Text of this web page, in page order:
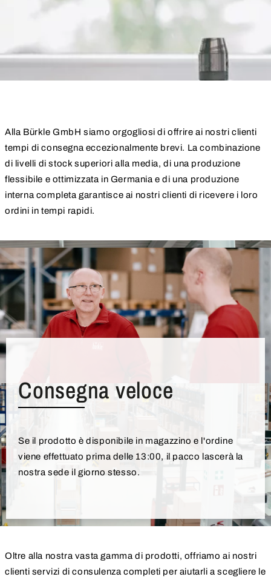
Alla Bürkle GmbH siamo orgogliosi di offrire ai nostri clienti
tempi di consegna eccezionalmente brevi. La combinazione
di livelli di stock superiori alla media, di una produzione
flessibile e ottimizzata in Germania e di una produzione
interna completa garantisce ai nostri clienti di ricevere i loro
ordini in tempi rapidi.
Consegna veloce
Se il prodotto è disponibile in magazzino e l'ordine
viene effettuato prima delle 13:00, il pacco lascerà la
nostra sede il giorno stesso.
Oltre alla nostra vasta gamma di prodotti, offriamo ai nostri
clienti servizi di consulenza completi per aiutarli a scegliere le